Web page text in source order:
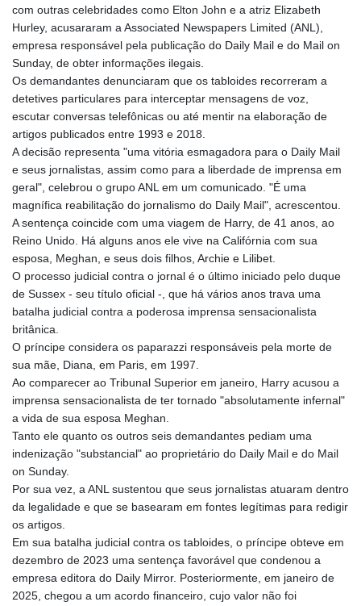
com outras celebridades como Elton John e a atriz Elizabeth
Hurley, acusararam a Associated Newspapers Limited (ANL),
empresa responsável pela publicação do Daily Mail e do Mail on
Sunday, de obter informações ilegais.
Os demandantes denunciaram que os tabloides recorreram a
detetives particulares para interceptar mensagens de voz,
escutar conversas telefônicas ou até mentir na elaboração de
artigos publicados entre 1993 e 2018.
A decisão representa "uma vitória esmagadora para o Daily Mail
e seus jornalistas, assim como para a liberdade de imprensa em
geral", celebrou o grupo ANL em um comunicado. "É uma
magnífica reabilitação do jornalismo do Daily Mail", acrescentou.
A sentença coincide com uma viagem de Harry, de 41 anos, ao
Reino Unido. Há alguns anos ele vive na Califórnia com sua
esposa, Meghan, e seus dois filhos, Archie e Lilibet.
O processo judicial contra o jornal é o último iniciado pelo duque
de Sussex - seu título oficial -, que há vários anos trava uma
batalha judicial contra a poderosa imprensa sensacionalista
britânica.
O príncipe considera os paparazzi responsáveis pela morte de
sua mãe, Diana, em Paris, em 1997.
Ao comparecer ao Tribunal Superior em janeiro, Harry acusou a
imprensa sensacionalista de ter tornado "absolutamente infernal"
a vida de sua esposa Meghan.
Tanto ele quanto os outros seis demandantes pediam uma
indenização "substancial" ao proprietário do Daily Mail e do Mail
on Sunday.
Por sua vez, a ANL sustentou que seus jornalistas atuaram dentro
da legalidade e que se basearam em fontes legítimas para redigir
os artigos.
Em sua batalha judicial contra os tabloides, o príncipe obteve em
dezembro de 2023 uma sentença favorável que condenou a
empresa editora do Daily Mirror. Posteriormente, em janeiro de
2025, chegou a um acordo financeiro, cujo valor não foi